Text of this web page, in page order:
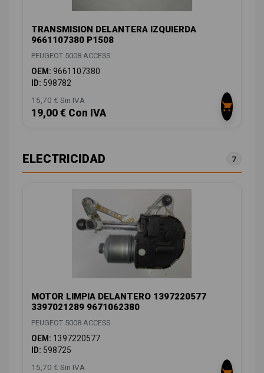
TRANSMISION DELANTERA IZQUIERDA
9661107380 P1508
PEUGEOT 5008 ACCESS
OEM: 9661107380
ID: 598782
15,70 € Sin IVA
19,00 € Con IVA
ELECTRICIDAD 7
MOTOR LIMPIA DELANTERO 1397220577
3397021289 9671062380
PEUGEOT 5008 ACCESS
OEM: 1397220577
ID: 598725
15,70 € Sin IVA